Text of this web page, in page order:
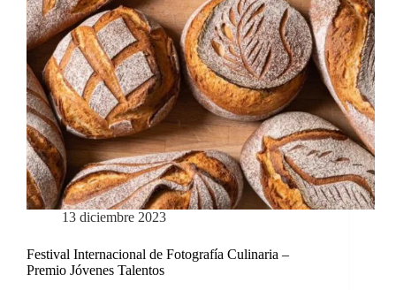
13 diciembre 2023
Festival Internacional de Fotografía Culinaria –
Premio Jóvenes Talentos